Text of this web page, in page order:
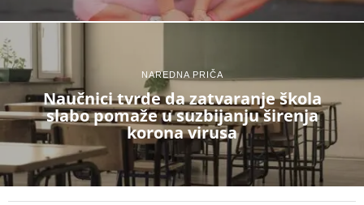
NAREDNA PRIČA
Naučnici tvrde da zatvaranje škola
slabo pomaže u suzbijanju širenja
korona virusa